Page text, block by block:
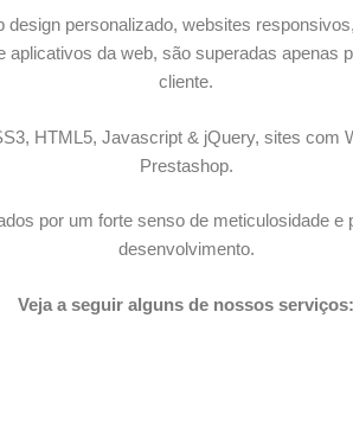
design personalizado, websites
aplicativos da web, são superadas apenas
cliente.
HTML5, Javascript & jQuery, sites com
Prestashop.
por um forte senso de meticulosidade e
desenvolvimento.
Veja a seguir alguns de nossos serviços: